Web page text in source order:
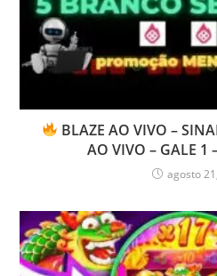
BLAZE AO VIVO –
AO VIVO – GALE 1
agosto